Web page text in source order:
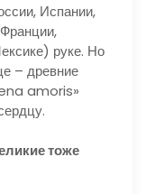
Испании,
руке. Но
– древние
amoris»
тоже